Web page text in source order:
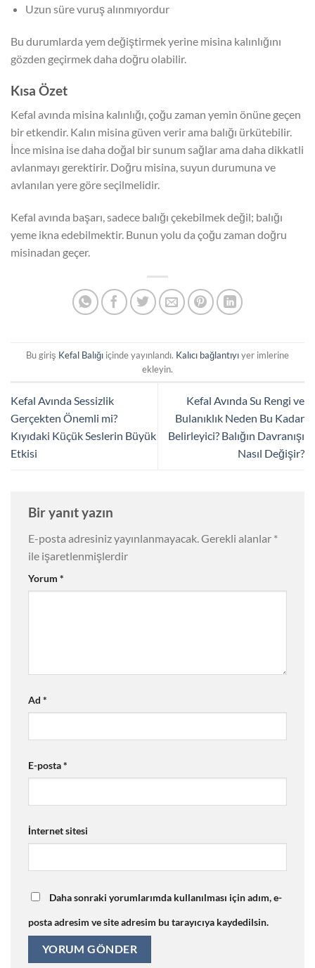
Uzun süre vuruş alınmıyordur
Bu durumlarda yem değiştirmek yerine misina kalınlığını
gözden geçirmek daha doğru olabilir.
Kısa Özet
Kefal avında misina kalınlığı, çoğu zaman yemin önüne geçen
bir etkendir. Kalın misina güven verir ama balığı ürkütebilir.
İnce misina ise daha doğal bir sunum sağlar ama daha dikkatli
avlanmayı gerektirir. Doğru misina, suyun durumuna ve
avlanılan yere göre seçilmelidir.
Kefal avında başarı, sadece balığı çekebilmek değil; balığı
yeme ikna edebilmektir. Bunun yolu da çoğu zaman doğru
misinadan geçer.
Bu giriş Kefal Balığı içinde yayınlandı. Kalıcı bağlantıyıyer imlerine
ekleyin.
Kefal Avında Sessizlik
Gerçekten Önemli mi?
Kıyıdaki Küçük Seslerin Büyük
Etkisi
Kefal Avında Su Rengi ve
Bulanıklık Neden Bu Kadar
Belirleyici? Balığın Davranışı
Nasıl Değişir?
Bir yanıt yazın
E-posta adresiniz yayınlanmayacak.Gerekli alanlar *
ile işaretlenmişlerdir
Yorum *
Ad *
E-posta*
İnternet sitesi
Daha sonraki yorumlarımda kullanılması için adım, e-
posta adresim ve site adresim bu tarayıcıya kaydedilsin.